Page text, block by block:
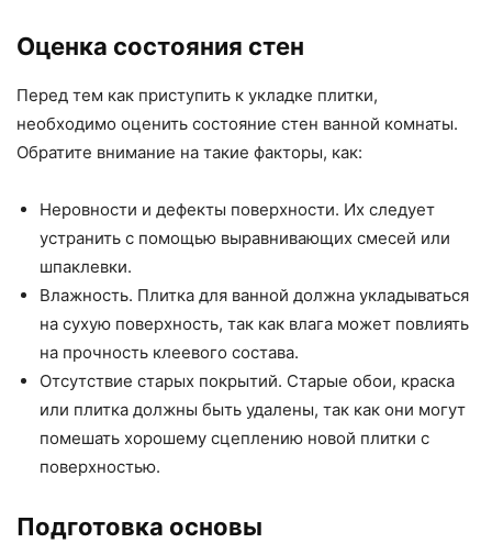
Оценка состояния стен
Перед тем как приступить к укладке плитки,
необходимо оценить состояние стен ванной комнаты.
Обратите внимание на такие факторы, как:
Неровности и дефекты поверхности. Их следует
устранить с помощью выравнивающих смесей или
шпаклевки.
Влажность. Плитка для ванной должна укладываться
на сухую поверхность, так как влага может повлиять
на прочность клеевого состава.
Отсутствие старых покрытий. Старые обои, краска
или плитка должны быть удалены, так как они могут
помешать хорошему сцеплению новой плитки с
поверхностью.
Подготовка основы